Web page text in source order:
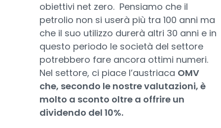
obiettivi net zero. Pensiamo che il
petrolio non si userà più tra 100 anni ma
che il suo utilizzo durerà altri 30 anni e in
questo periodo le società del settore
potrebbero fare ancora ottimi numeri.
Nel settore, ci piace l’austriaca OMV
che, secondo le nostre valutazioni, è
molto a sconto oltre a offrire un
dividendo del 10%.